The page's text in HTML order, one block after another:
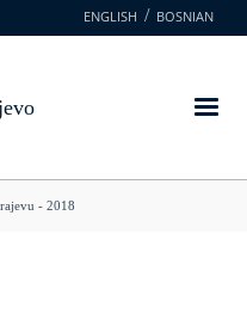
ENGLISH BOSNIAN
- 2018